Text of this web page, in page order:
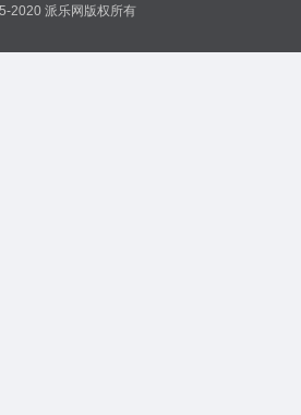
2020 派乐网版权所有